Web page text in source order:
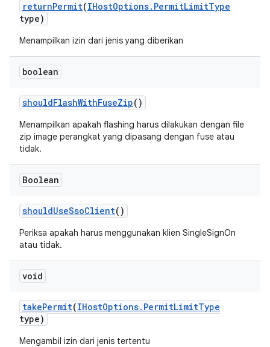
returnPermit(IHostOptions. PermitLimitType
type)
Menampilkan izin dari jenis yang diberikan
boolean
shouldFlashWithFuseZip()
Menampilkan apakah flashing harus dilakukan dengan file
zip image perangkat yang dipasang dengan fuse atau
tidak.
Boolean
shouldUseSsoClient()
Periksa apakah harus menggunakan klien SingleSignOn
atau tidak.
void
takePermit(IHostOptions. PermitLimitType
type)
Mengambil izin dari jenis tertentu